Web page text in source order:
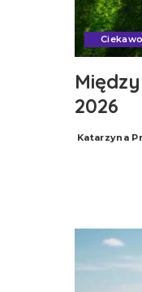
2026
Posted
Katarzyna